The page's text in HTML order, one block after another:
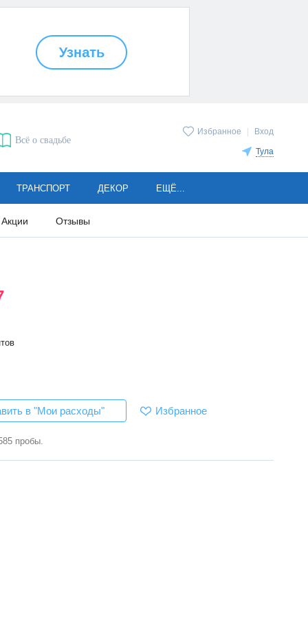
Избранное Вход
Тула
Всё о свадьбе
Акции Отзывы
ТРАНСПОРТ ДЕКОР ЕЩЁ...
в "Мои расходы" Избранное
пробы.